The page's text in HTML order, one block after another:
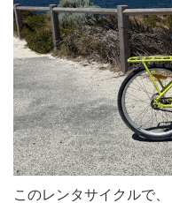
このレンタサイクルで、